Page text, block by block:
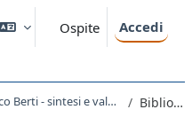
Ospite Accedi
Federico Berti - sintesi e valutazione di inibitori della tirosinasi Biblio tirosinasi 2